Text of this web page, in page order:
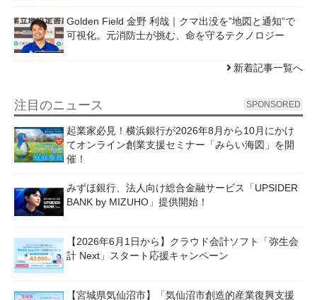
Golden Field 金野 利哉｜クマ出没を”地図と通知”で
可視化。元消防士が挑む、命を守るテクノロジー
新着記事一覧へ
注目のニュース SPONSORED
起業家必見！横浜銀行が2026年8月から10月にかけ
てオンライン創業支援セミナー「みらい海図」を開
催！
みずほ銀行、法人向け総合金融サービス「UPSIDER
BANK by MIZUHO」提供開始！
【2026年6月1日から】クラウド会計ソフト「弥生会
計 Next」スタート応援キャンペーン
【宮城県気仙沼市】「気仙沼市創造的産業復興支援